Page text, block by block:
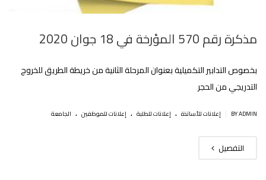
مذكرة رقم 570 المؤرخة في 18 جوان 2020
بخصوص التدابير التكميلية بعنوان المرحلة الثانية من خريطة الطريق للخروج
التدريجي من الحجر
BY ADMIN إعلانات للأساتذة . إعلانات للطلبة . إعلانات للموظفين . الجامعة
التفصيل